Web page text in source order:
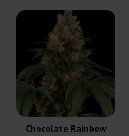
Chocolate Rainbow